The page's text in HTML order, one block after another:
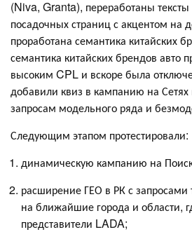
(Niva, Granta), переработаны
посадочных страниц с акцентом на
проработана семантика китайских
семантика китайских брендов авто
высоким CPL и вскоре была
добавили квиз в кампанию на Сетях
запросам модельного ряда и
Следующим этапом протестировали:
динамическую кампанию на
расширение ГЕО в РК с запросами
на ближайшие города и области,
представители LADA;